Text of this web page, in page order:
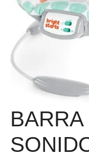
BARRA